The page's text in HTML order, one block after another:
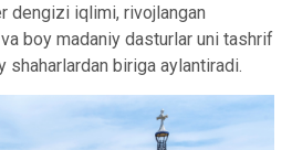
dengizi iqlimi, rivojlangan
boy madaniy dasturlar uni tashrif
shaharlardan biriga aylantiradi.